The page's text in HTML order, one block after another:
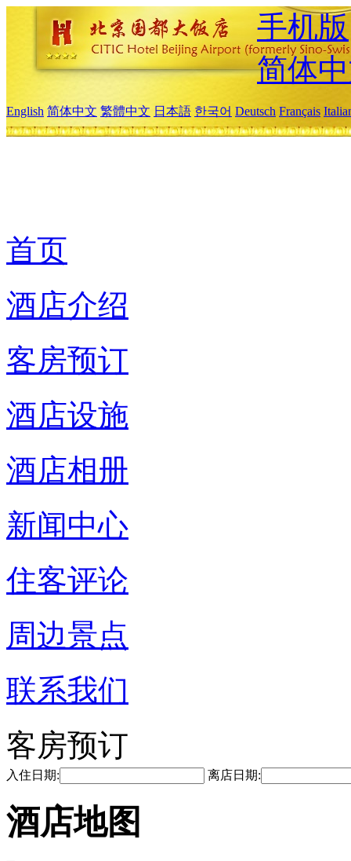
手机版
简体
English 简体中文 繁體中文 日本語 한국어 Deutsch Français
首页
酒店介绍
客房预订
酒店设施
酒店相册
新闻中心
住客评论
周边景点
联系我们
客房预订
入住日期: 离店日期:
酒店地图